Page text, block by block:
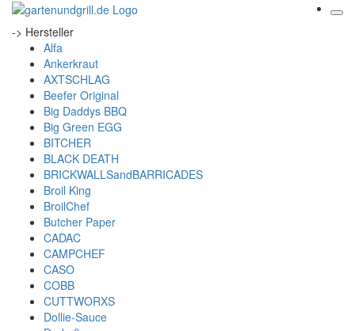
-> Hersteller
Alfa
Ankerkraut
AXTSCHLAG
Beefer Original
Big Daddys BBQ
Big Green EGG
BITCHER
BLACK DEATH
BRICKWALLSandBARRICADES
Broil King
BroilChef
Butcher Paper
CADAC
CAMPCHEF
CASO
COBB
CUTTWORXS
Dollie-Sauce